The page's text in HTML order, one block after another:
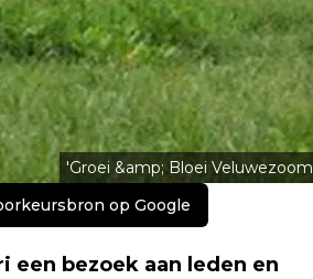
'Groei &amp; Bloei Veluwezoom
op Google
een bezoek aan leden en